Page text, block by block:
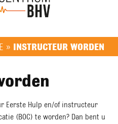
» INSTRUCTEUR WORDEN
Eerste Hulp en/of instructeur
(BOC) te worden? Dan bent u